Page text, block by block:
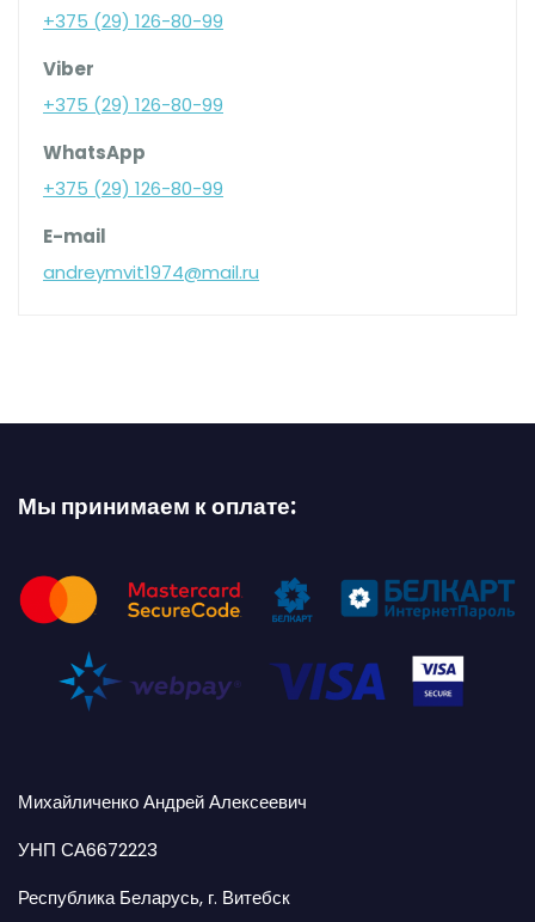
+375 (29) 126-80-99
Viber
+375 (29) 126-80-99
WhatsApp
+375 (29) 126-80-99
E-mail
andreymvit1974@mail.ru
Мы принимаем к оплате:
Михайличенко Андрей Алексеевич
УНП СА6672223
Республика Беларусь, г. Витебск